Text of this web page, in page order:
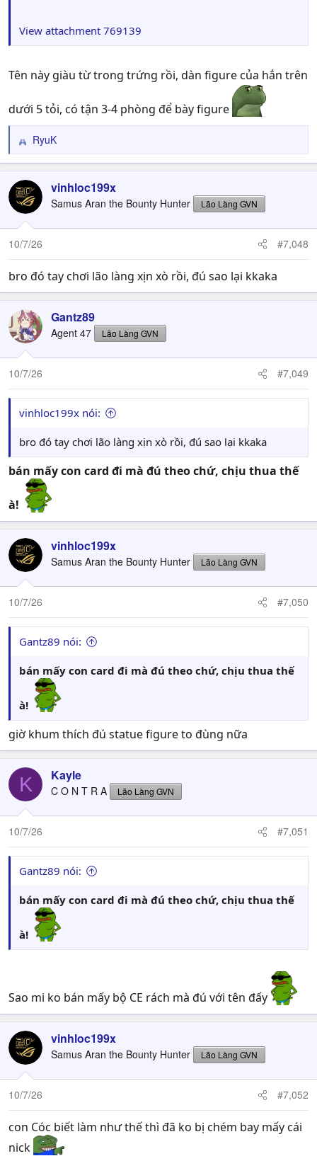
View attachment 769139
Tên này giàu từ trong trứng rồi, dàn figure của hắn trên
dưới 5 tỏi, có tận 3-4 phòng để bày figure
R
e
c
t
i
o
n
RyuK
vinhloc199x
Samus Aran the Bounty Hunter Lão Làng GVN
10/7/26 #7,048
bro đó tay chơi lão làng xịn xò rồi, đú sao lại kkaka
Gantz89
Agent 47 Lão Làng GVN
10/7/26 #7,049
vinhloc199x nói:
bro đó tay chơi lão làng xịn xò rồi, đú sao lại kkaka
bán mấy con card đi mà đú theo chứ, chịu thua thế
à!
vinhloc199x
Samus Aran the Bounty Hunter Lão Làng GVN
10/7/26 #7,050
Gantz89 nói:
bán mấy con card đi mà đú theo chứ, chịu thua thế
à!
giờ khum thích đú statue figure to đùng nữa
K Kayle
C O N T R A Lão Làng GVN
10/7/26 #7,051
Gantz89 nói:
bán mấy con card đi mà đú theo chứ, chịu thua thế
à!
Sao mi ko bán mấy bộ CE rách mà đú với tên đấy
vinhloc199x
Samus Aran the Bounty Hunter Lão Làng GVN
10/7/26 #7,052
con Cóc biết làm như thế thì đã ko bị chém bay mấy cái
nick